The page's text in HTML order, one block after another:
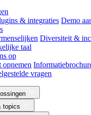
& integraties Demo
Diversiteit &
taal
op
opnemen
vragen
topics